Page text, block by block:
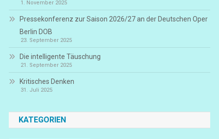
1. November 2025
Pressekonferenz zur Saison 2026/27 an der Deutschen Oper
Berlin DOB
23. September 2025
Die intelligente Täuschung
21. September 2025
Kritisches Denken
31. Juli 2025
KATEGORIEN